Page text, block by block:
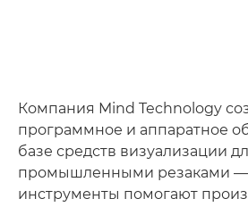
Компания Mind Technology
программное и аппаратное
базе средств визуализации
промышленными резаками —
инструменты помогают